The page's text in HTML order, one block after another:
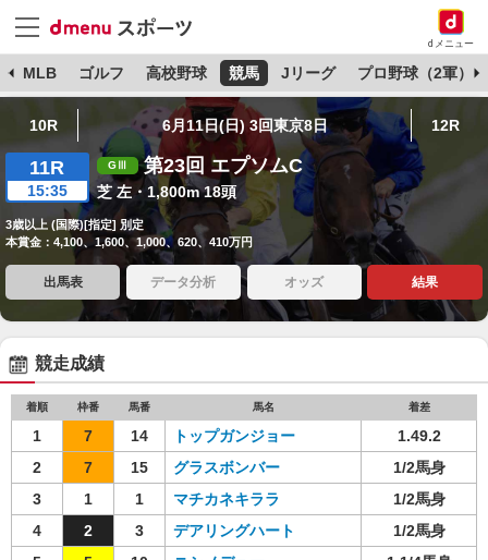
dメニュー
MLB ゴルフ 高校野球 競馬 Jリーグ プロ野球（2軍）
10R 6月11日(日) 3回東京8日 12R
11R
15:35
第23回 エプソムC
芝 左・1,800m 18頭
3歳以上 (国際)[指定] 別定
本賞金：4,100、1,600、1,000、620、410万円
出馬表 データ分析 オッズ 結果
競走成績
着順 枠番 馬番 馬名 着差
1 7 14 トップガンジョー
1.49.2
2
7 15 グラスボンバー
1/2馬身
3
1 1 マチカネキララ
1/2馬身
4
2 3 デアリングハート
1/2馬身